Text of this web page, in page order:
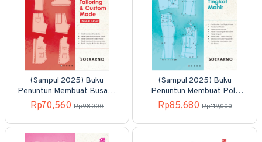
(Sampul 2025) Buku
Penuntun Membuat Busana
Sistem Tailoring dan Custom
Made Tingkat Dasar
Rp70,560 Rp98,000
(Sampul 2025) Buku
Penuntun Membuat Pola
Busana Tingkat Mahir
Rp85,680 Rp119,000